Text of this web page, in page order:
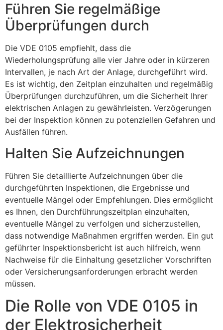
Führen Sie regelmäßige
Überprüfungen durch
Die VDE 0105 empfiehlt, dass die
Wiederholungsprüfung alle vier Jahre oder in kürzeren
Intervallen, je nach Art der Anlage, durchgeführt wird.
Es ist wichtig, den Zeitplan einzuhalten und regelmäßig
Überprüfungen durchzuführen, um die Sicherheit Ihrer
elektrischen Anlagen zu gewährleisten. Verzögerungen
bei der Inspektion können zu potenziellen Gefahren und
Ausfällen führen.
Halten Sie Aufzeichnungen
Führen Sie detaillierte Aufzeichnungen über die
durchgeführten Inspektionen, die Ergebnisse und
eventuelle Mängel oder Empfehlungen. Dies ermöglicht
es Ihnen, den Durchführungszeitplan einzuhalten,
eventuelle Mängel zu verfolgen und sicherzustellen,
dass notwendige Maßnahmen ergriffen werden. Ein gut
geführter Inspektionsbericht ist auch hilfreich, wenn
Nachweise für die Einhaltung gesetzlicher Vorschriften
oder Versicherungsanforderungen erbracht werden
müssen.
Die Rolle von VDE 0105 in
der Elektrosicherheit